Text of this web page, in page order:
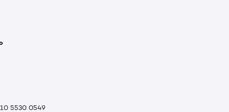
5530 0549